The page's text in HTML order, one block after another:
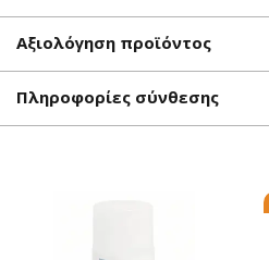
Αξιολόγηση προϊόντος
Πληροφορίες σύνθεσης